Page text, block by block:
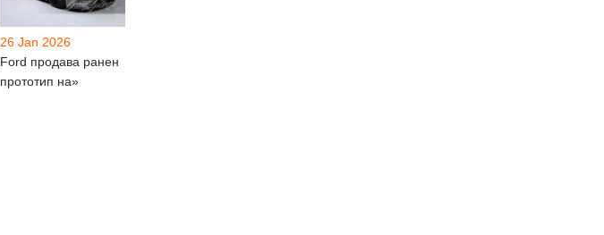
26 Jan 2026
Ford продава ранен
прототип на»